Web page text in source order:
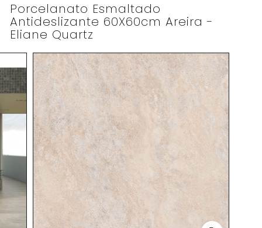
Porcelanato Esmaltado
Antideslizante 60X60cm Areira -
Eliane Quartz